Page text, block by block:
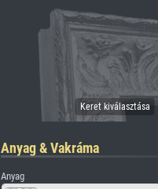
Anyag & Vakráma
Anyag